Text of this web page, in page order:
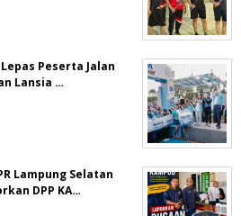
Peserta Jalan
Lansia …
Lampung Selatan
DPP KA…